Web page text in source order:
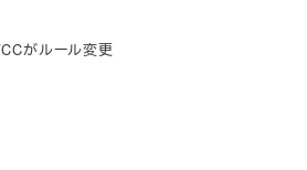
がルール変更